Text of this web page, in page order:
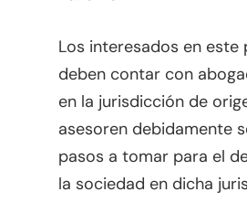
Los interesados en este
deben contar con
en la jurisdicción de
asesoren debidamente
pasos a tomar para el
la sociedad en dicha